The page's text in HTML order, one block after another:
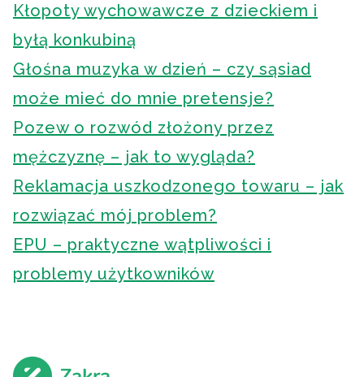
Kłopoty wychowawcze z dzieckiem i
byłą konkubiną
Głośna muzyka w dzień – czy sąsiad
może mieć do mnie pretensje?
Pozew o rozwód złożony przez
mężczyznę – jak to wygląda?
Reklamacja uszkodzonego towaru – jak
rozwiązać mój problem?
EPU – praktyczne wątpliwości i
problemy użytkowników